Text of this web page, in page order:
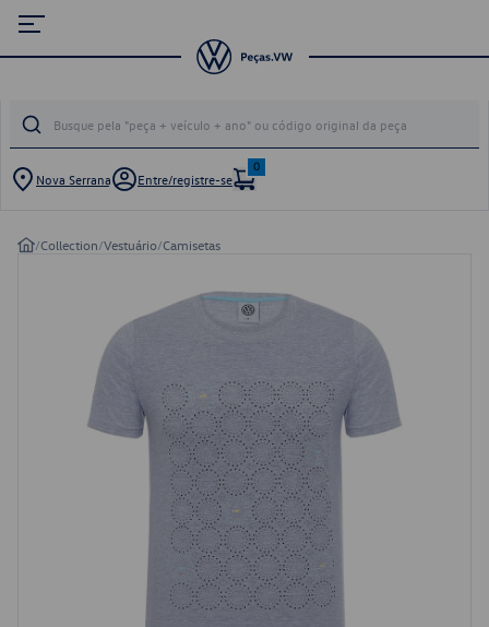
Nova Serrana Entre/registre-se
0
/Collection/Vestuário/Camisetas